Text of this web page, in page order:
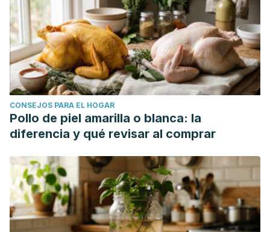
CONSEJOS PARA EL HOGAR
Pollo de piel amarilla o blanca: la
diferencia y qué revisar al comprar